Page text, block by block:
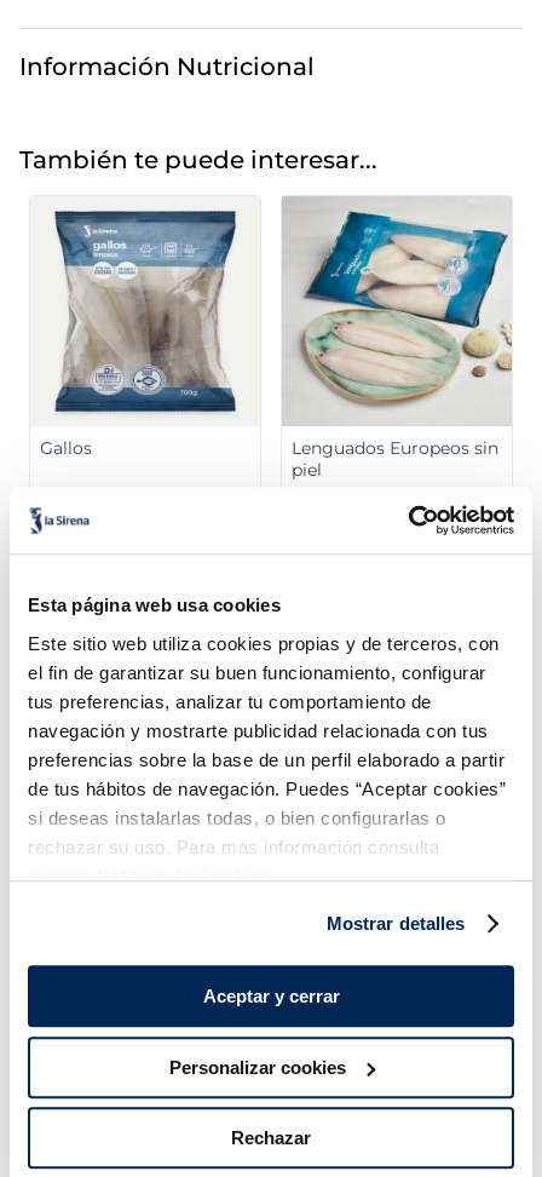
Esta página web usa cookies
Este sitio web utiliza cookies propias y de terceros, con
el fin de garantizar su buen funcionamiento, configurar
tus preferencias, analizar tu comportamiento de
navegación y mostrarte publicidad relacionada con tus
preferencias sobre la base de un perfil elaborado a partir
de tus hábitos de navegación. Puedes “Aceptar cookies”
si deseas instalarlas todas, o bien configurarlas o
rechazar su uso. Para más información consulta
nuestraPolítica de Cookies.
Mostrar detalles
Aceptar y cerrar
Personalizar cookies
Rechazar
Información Nutricional
También te puede interesar...
Gallos
Añadir
Lenguados Europeos sin
piel
¡Combínalo y hazte un menú de 10!
Brócoli
1,99 € Bolsa 600g
Guisantes extrafinos
Premium
3,99 €
Bolsa 1 kg